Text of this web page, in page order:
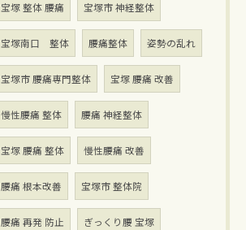
宝塚 整体 腰痛 宝塚市 神経整体
宝塚南口 整体 腰痛整体 姿勢の乱れ
宝塚市 腰痛専門整体 宝塚 腰痛 改善
慢性腰痛 整体 腰痛 神経整体
宝塚 腰痛 整体 慢性腰痛 改善
腰痛 根本改善 宝塚市 整体院
腰痛 再発 防止 ぎっくり腰 宝塚